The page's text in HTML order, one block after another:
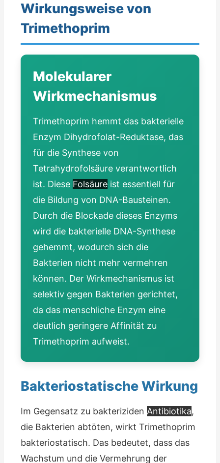
Wirkungsweise von
Trimethoprim
Molekularer
Wirkmechanismus
Trimethoprim hemmt das bakterielle
Enzym Dihydrofolat-Reduktase, das
für die Synthese von
Tetrahydrofolsäure verantwortlich
ist. Diese Folsäure ist essentiell für
die Bildung von DNA-Bausteinen.
Durch die Blockade dieses Enzyms
wird die bakterielle DNA-Synthese
gehemmt, wodurch sich die
Bakterien nicht mehr vermehren
können. Der Wirkmechanismus ist
selektiv gegen Bakterien gerichtet,
da das menschliche Enzym eine
deutlich geringere Affinität zu
Trimethoprim aufweist.
Bakteriostatische Wirkung
Im Gegensatz zu bakteriziden Antibiotika,
die Bakterien abtöten, wirkt Trimethoprim
bakteriostatisch. Das bedeutet, dass das
Wachstum und die Vermehrung der